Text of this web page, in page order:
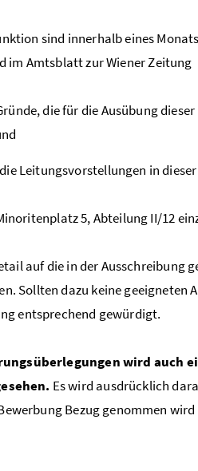
sind innerhalb eines
im Amtsblatt zur Wiener Zeitung
die für die Ausübung
Leitungsvorstellungen in
5, Abteilung II/12
auf die in der Ausschreibung
Sollten dazu keine
entsprechend gewürdigt.
wird auch
Es wird ausdrücklich
Bezug genommen